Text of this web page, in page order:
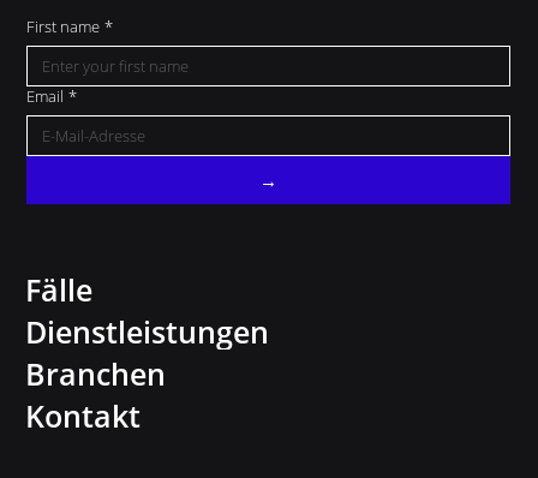
Fälle
Dienstleistungen
Branchen
Kontakt
First name *
Email *
→